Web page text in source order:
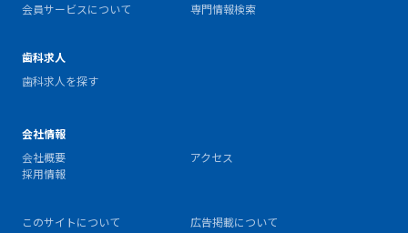
会員サービスについて
専門情報検索
歯科求人
歯科求人を探す
会社情報
会社概要
アクセス
採用情報
このサイトについて
広告掲載について